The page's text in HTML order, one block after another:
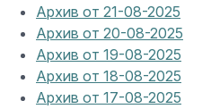
Архив от 21-08-2025
Архив от 20-08-2025
Архив от 19-08-2025
Архив от 18-08-2025
Архив от 17-08-2025